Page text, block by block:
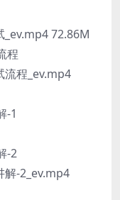
72.86M
程
程_ev.mp4
-1
-2
-2_ev.mp4